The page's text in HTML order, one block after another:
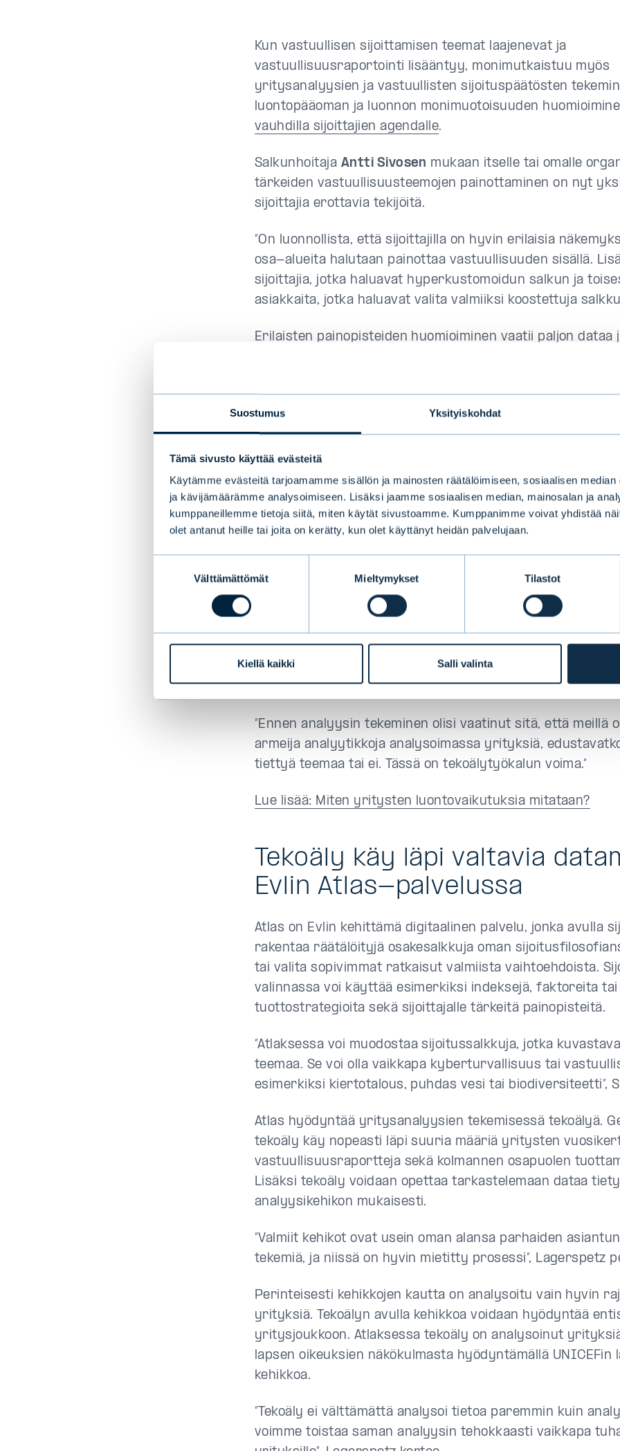
Suostumus Yksityiskohdat
Tämä sivusto käyttää evästeitä
Käytämme evästeitä tarjoamamme sisällön ja mainosten räätälöimiseen, sosiaalisen
ja kävijämäärämme analysoimiseen. Lisäksi jaamme sosiaalisen median, mainosalan ja
kumppaneillemme tietoja siitä, miten käytät sivustoamme. Kumppanimme voivat yhdistää
olet antanut heille tai joita on kerätty, kun olet käyttänyt heidän palvelujaan.
Välttämättömät Mieltymykset Tilastot
Kiellä kaikki Salli valinta
Kun vastuullisen sijoittamisen teemat laajenevat ja
vastuullisuusraportointi lisääntyy, monimutkaistuu myös
yritysanalyysien ja vastuullisten sijoituspäätösten
luontopääoman ja luonnon monimuotoisuuden
vauhdilla sijoittajien agendalle.
Salkunhoitaja Antti Sivosen mukaan itselle tai omalle
tärkeiden vastuullisuusteemojen painottaminen on nyt
sijoittajia erottavia tekijöitä.
”On luonnollista, että sijoittajilla on hyvin erilaisia
osa-alueita halutaan painottaa vastuullisuuden sisällä.
sijoittajia, jotka haluavat hyperkustomoidun salkun ja
asiakkaita, jotka haluavat valita valmiiksi koostettuja
Erilaisten painopisteiden huomioiminen vaatii paljon dataa
analysointityötä. Yksi vastuullisen sijoittamisen suurimpia
Mattias Lagerspetz.
”Tämä on huomattu paitsi luontopääomakysymyksissä,
yleisemminkin vastuullisen sijoittamisen kysymyksissä.
saattavat kokea, että datasta on puutetta, yritysten
raportoitavaa saattaa olla jo liikaakin. Ei ole muodostunut
jossa nämä saataisiin yhdistettyä.”
Erilaisten painopisteiden huomioimisen ja datan yhteen
voi piillä tekoälyssä. Tekoälytyökalujen avulla
läpi suuria datamassoja ja analysoida yrityksiä erilaisista
entistä tehokkaammin.
Sivosen mukaan tekoäly ei korvaa sijoituspäätöksiä
auttaa analysoimaan entistä laajempaa yritysjoukkoa
vastuullisuuskriteereiden mukaisesti.
”Ennen analyysin tekeminen olisi vaatinut sitä, että meillä
armeija analyytikkoja analysoimassa yrityksiä,
tiettyä teemaa tai ei. Tässä on tekoälytyökalun voima.”
Lue lisää: Miten yritysten luontovaikutuksia mitataan?
Tekoäly käy läpi valtavia
Evlin Atlas-palvelussa
Atlas on Evlin kehittämä digitaalinen palvelu, jonka avulla
rakentaa räätälöityjä osakesalkkuja oman
tai valita sopivimmat ratkaisut valmiista vaihtoehdoista.
valinnassa voi käyttää esimerkiksi indeksejä, faktoreita
tuottostrategioita sekä sijoittajalle tärkeitä painopisteitä.
”Atlaksessa voi muodostaa sijoitussalkkuja, jotka
teemaa. Se voi olla vaikkapa kyberturvallisuus tai
esimerkiksi kiertotalous, puhdas vesi tai biodiversiteetti”,
Atlas hyödyntää yritysanalyysien tekemisessä tekoälyä.
tekoäly käy nopeasti läpi suuria määriä yritysten
vastuullisuusraportteja sekä kolmannen osapuolen
Lisäksi tekoäly voidaan opettaa tarkastelemaan dataa
analyysikehikon mukaisesti.
”Valmiit kehikot ovat usein oman alansa parhaiden
tekemiä, ja niissä on hyvin mietitty prosessi”, Lagerspetz
Perinteisesti kehikkojen kautta on analysoitu vain hyvin
yrityksiä. Tekoälyn avulla kehikkoa voidaan hyödyntää
yritysjoukkoon. Atlaksessa tekoäly on analysoinut
lapsen oikeuksien näkökulmasta hyödyntämällä UNICEFin
kehikkoa.
”Tekoäly ei välttämättä analysoi tietoa paremmin kuin
voimme toistaa saman analyysin tehokkaasti vaikkapa